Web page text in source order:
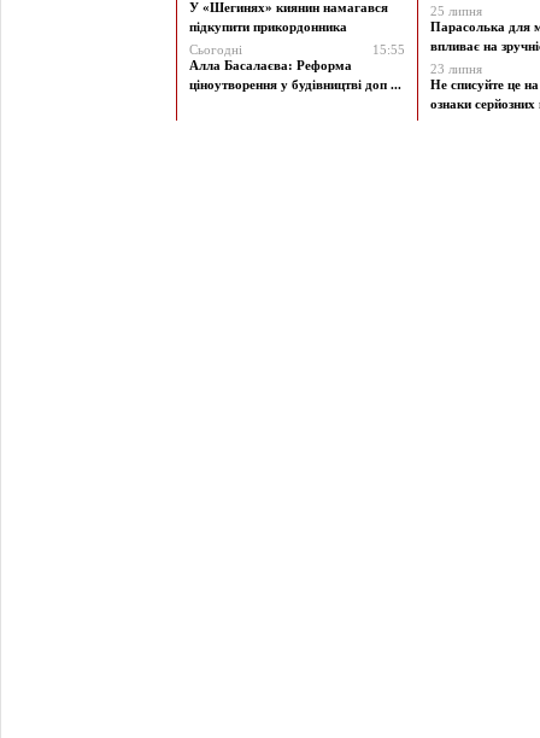
У «Шегинях» киянин намагався
підкупити прикордонника
Сьогодні
15:55
Алла Басалаєва: Реформа
ціноутворення у будівництві доп ...
25 липня
Парасолька для
впливає на
23 липня
Не списуйте це
ознаки